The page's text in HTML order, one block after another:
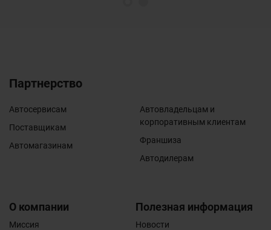
Партнерство
Автосервисам
Поставщикам
Автомагазинам
Автовладельцам и
корпоративным клиентам
Франшиза
Автодилерам
О компании
Миссия
Полезная информация
Новости